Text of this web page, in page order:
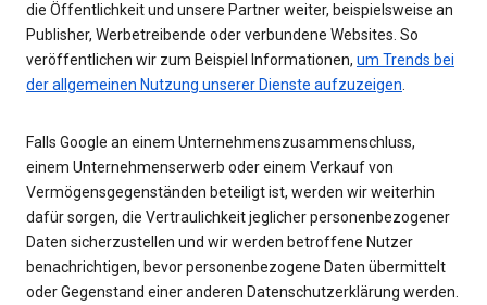
die Öffentlichkeit und unsere Partner weiter, beispielsweise an
Publisher, Werbetreibende oder verbundene Websites. So
veröffentlichen wir zum Beispiel Informationen, um Trends bei
der allgemeinen Nutzung unserer Dienste aufzuzeigen.
Falls Google an einem Unternehmenszusammenschluss,
einem Unternehmenserwerb oder einem Verkauf von
Vermögensgegenständen beteiligt ist, werden wir weiterhin
dafür sorgen, die Vertraulichkeit jeglicher personenbezogener
Daten sicherzustellen und wir werden betroffene Nutzer
benachrichtigen, bevor personenbezogene Daten übermittelt
oder Gegenstand einer anderen Datenschutzerklärung werden.